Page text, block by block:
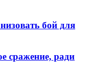
бой для
сражение, ради